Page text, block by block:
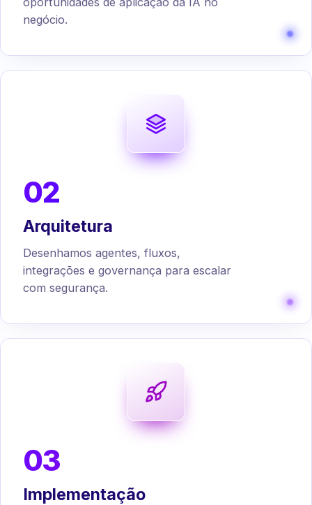
negócio.
02
Arquitetura
Desenhamos agentes, fluxos,
integrações e governança para escalar
com segurança.
03
Implementação